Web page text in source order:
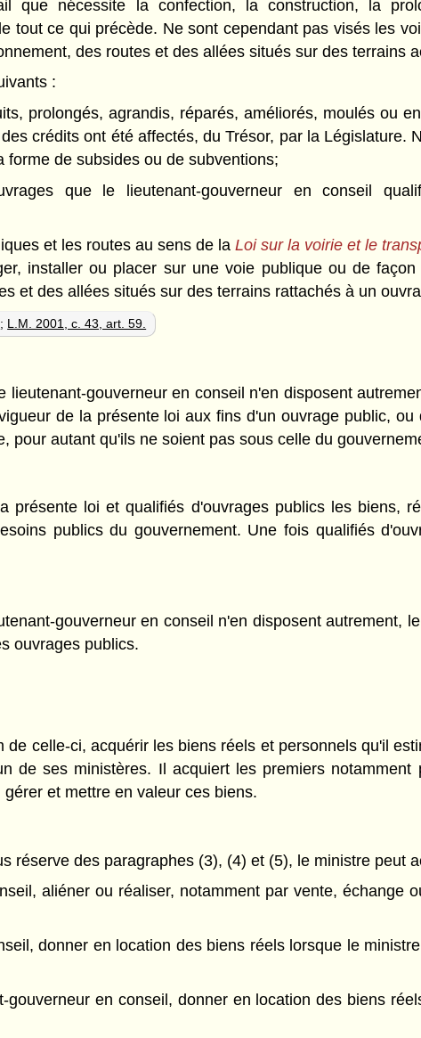
que nécessite la confection, la construction, la
tout ce qui précède. Ne sont cependant pas visés les
des routes et des allées situés sur des terrains
:
prolongés, agrandis, réparés, améliorés, moulés ou
crédits ont été affectés, du Trésor, par la Législature.
forme de subsides ou de subventions;
que le lieutenant-gouverneur en conseil
et les routes au sens de laLoi sur la voirie et le
installer ou placer sur une voie publique ou de
et des allées situés sur des terrains rattachés à un
; L.M. 2001, c. 43, art. 59.
gouverneur en conseil n'en disposent
de la présente loi aux fins d'un ouvrage public,
pour autant qu'ils ne soient pas sous celle du
présente loi et qualifiés d'ouvrages publics les biens,
publics du gouvernement. Une fois qualifiés
gouverneur en conseil n'en disposent autrement,
ouvrages publics.
celle-ci, acquérir les biens réels et personnels qu'il
de ses ministères. Il acquiert les premiers
et mettre en valeur ces biens.
réserve des paragraphes (3), (4) et (5), le ministre peut
aliéner ou réaliser, notamment par vente, échange
donner en location des biens réels lorsque le
en conseil, donner en location des biens